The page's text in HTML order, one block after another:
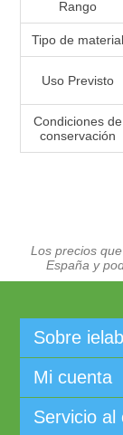
Rango
Tipo de material
Uso Previsto
Condiciones de
conservación
Los precios
España y
Sobre ielab
Mi cuenta
Servicio al